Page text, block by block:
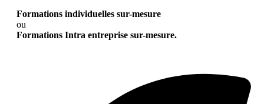
Formations individuelles sur-mesure
ou
Formations Intra entreprise sur-mesure.